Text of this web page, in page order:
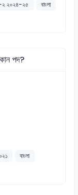
২ ২০২৪-২৫
বাংলা
পদ?
বাংলা